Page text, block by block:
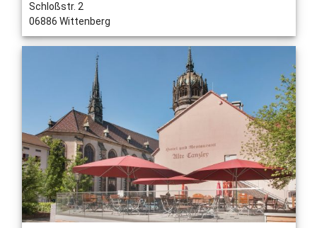
Schloßstr. 2
06886 Wittenberg